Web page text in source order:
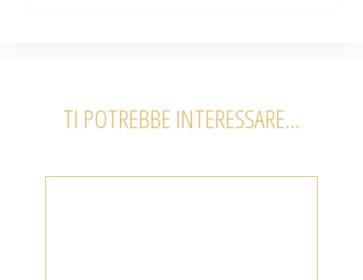
TI POTREBBE INTERESSARE...